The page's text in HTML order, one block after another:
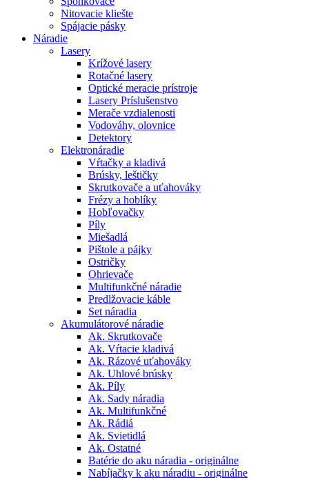
Nitovacie kliešte
Spájacie pásky
Náradie
Lasery
Krížové lasery
Rotačné lasery
Optické meracie prístroje
Lasery Príslušenstvo
Merače vzdialenosti
Vodováhy, olovnice
Detektory
Elektronáradie
Vŕtačky a kladivá
Brúsky, leštičky
Skrutkovače a uťahováky
Frézy a hoblíky
Hobľovačky
Píly
Miešadlá
Pištole a pájky
Ostričky
Ohrievače
Multifunkčné náradie
Predlžovacie káble
Set náradia
Akumulátorové náradie
Ak. Skrutkovače
Ak. Vŕtacie kladivá
Ak. Rázové uťahováky
Ak. Uhlové brúsky
Ak. Píly
Ak. Sady náradia
Ak. Multifunkčné
Ak. Rádiá
Ak. Svietidlá
Ak. Ostatné
Batérie do aku náradia - originálne
Nabíjačky k aku náradiu - originálne